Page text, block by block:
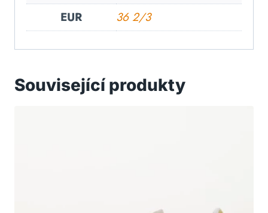
EUR
36 2/3
Související produkty